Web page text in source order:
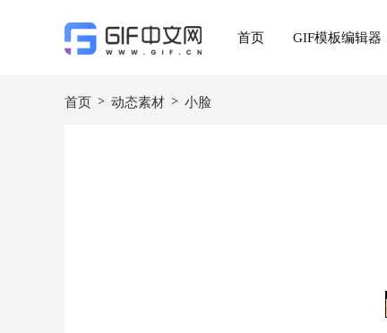
首页 GIF模板编辑器
首页 > 动态素材 > 小脸